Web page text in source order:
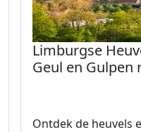
Limburgse
Geul en Gulpen
Ontdek de heuvels